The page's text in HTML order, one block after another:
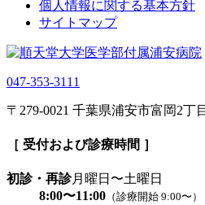
個人情報に関する基本方針
サイトマップ
047-353-3111
〒279-0021 千葉県浦安市富岡2丁
［ 受付および診療時間 ］
初診・再診月曜日〜土曜日
8:00〜11:00 （診療開始 9:00〜）